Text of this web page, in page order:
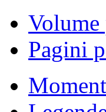
Volume
Pagini